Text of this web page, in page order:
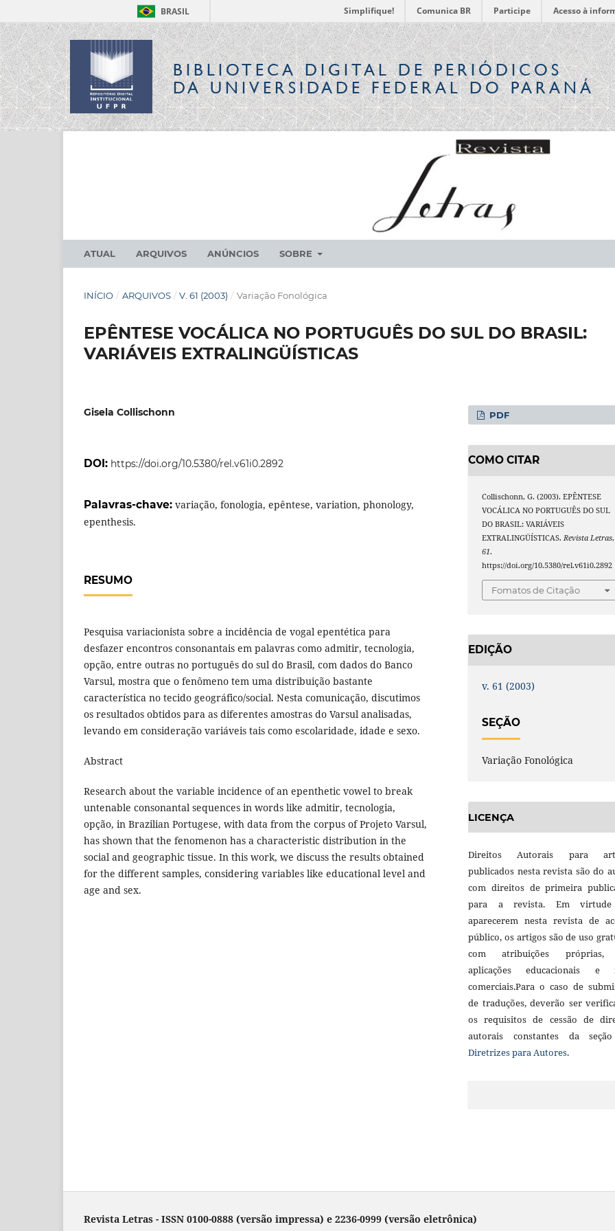
BRASIL Simplifique! Comunica BR Participe Acesso à
BIBLIOTECA DIGITALDE PERIÓDICOS
DA UNIVERSIDADE FEDERAL DO PARANÁ
ATUAL ARQUIVOS ANÚNCIOS SOBRE
INÍCIO / ARQUIVOS / V. 61 (2003) / Variação Fonológica
EPÊNTESE VOCÁLICA NO PORTUGUÊS DO SUL DO BRASIL:
VARIÁVEIS EXTRALINGÜÍSTICAS
Gisela Collischonn
DOI: https://doi.org/10.5380/rel.v61i0.2892
Palavras-chave: variação, fonologia, epêntese, variation, phonology,
epenthesis.
RESUMO
Pesquisa variacionista sobre a incidência de vogal epentética para
desfazer encontros consonantais em palavras como admitir, tecnologia,
opção, entre outras no português do sul do Brasil, com dados do Banco
Varsul, mostra que o fenômeno tem uma distribuição bastante
característica no tecido geográfico/social. Nesta comunicação, discutimos
os resultados obtidos para as diferentes amostras do Varsul analisadas,
levando em consideração variáveis tais como escolaridade, idade e sexo.
Abstract
Research about the variable incidence of an epenthetic vowel to break
untenable consonantal sequences in words like admitir, tecnologia,
opção, in Brazilian Portugese, with data from the corpus of Projeto Varsul,
has shown that the fenomenon has a characteristic distribution in the
social and geographic tissue. In this work, we discuss the results obtained
for the different samples, considering variables like educational level and
age and sex.
PDF
COMO CITAR
Collischonn, G. (2003). EPÊNTESE
VOCÁLICA NO PORTUGUÊS DO SUL
DO BRASIL: VARIÁVEIS
EXTRALINGÜÍSTICAS.Revista Letras,
61.
https://doi.org/10.5380/rel.v61i0.2892
Fomatos de Citação
EDIÇÃO
v. 61 (2003)
SEÇÃO
Variação Fonológica
LICENÇA
Direitos Autorais para
publicados nesta revista são do
com direitos de primeira
para a revista. Em
aparecerem nesta revista de
público, os artigos são de uso
com atribuições próprias,
aplicações educacionais e
comerciais.Para o caso de
de traduções, deverão ser
os requisitos de cessão de
autorais constantes da
Diretrizes para Autores.
Revista Letras - ISSN 0100-0888 (versão impressa) e 2236-0999 (versão eletrônica)